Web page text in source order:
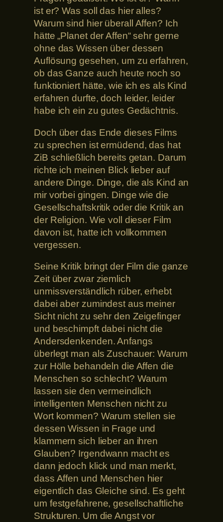
ist er? Was soll das hier alles?
Warum sind hier überall Affen? Ich
hätte „Planet der Affen“ sehr gerne
ohne das Wissen über dessen
Auflösung gesehen, um zu erfahren,
ob das Ganze auch heute noch so
funktioniert hätte, wie ich es als Kind
erfahren durfte, doch leider, leider
habe ich ein zu gutes Gedächtnis.
Doch über das Ende dieses Films
zu sprechen ist ermüdend, das hat
ZiB schließlich bereits getan. Darum
richte ich meinen Blick lieber auf
andere Dinge. Dinge, die als Kind an
mir vorbei gingen. Dinge wie die
Gesellschaftskritik oder die Kritik an
der Religion. Wie voll dieser Film
davon ist, hatte ich vollkommen
vergessen.
Seine Kritik bringt der Film die ganze
Zeit über zwar ziemlich
unmissverständlich rüber, erhebt
dabei aber zumindest aus meiner
Sicht nicht zu sehr den Zeigefinger
und beschimpft dabei nicht die
Andersdenkenden. Anfangs
überlegt man als Zuschauer: Warum
zur Hölle behandeln die Affen die
Menschen so schlecht? Warum
lassen sie den vermeindlich
intelligenten Menschen nicht zu
Wort kommen? Warum stellen sie
dessen Wissen in Frage und
klammern sich lieber an ihren
Glauben? Irgendwann macht es
dann jedoch klick und man merkt,
dass Affen und Menschen hier
eigentlich das Gleiche sind. Es geht
um festgefahrene, gesellschaftliche
Strukturen. Um die Angst vor